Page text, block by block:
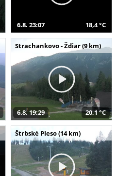
6.8. 23:07 18,4 °C
Strachankovo - Ždiar (9 km)
6.8. 19:29 20,1 °C
Štrbské Pleso (14 km)